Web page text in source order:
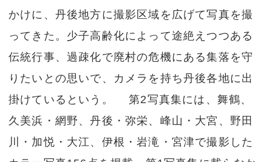
かけに、丹後地方に撮影区域を広げて写真を撮
ってきた。少子高齢化によって途絶えつつある
伝統行事、過疎化で廃村の危機にある集落を守
りたいとの思いで、カメラを持ち丹後各地に出
掛けているという。 第2写真集には、舞鶴、
久美浜・網野、丹後・弥栄、峰山・大宮、野田
川・加悦・大江、伊根・岩滝・宮津で撮影した